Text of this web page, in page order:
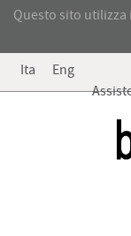
Questo sito utilizza
Ita
Eng